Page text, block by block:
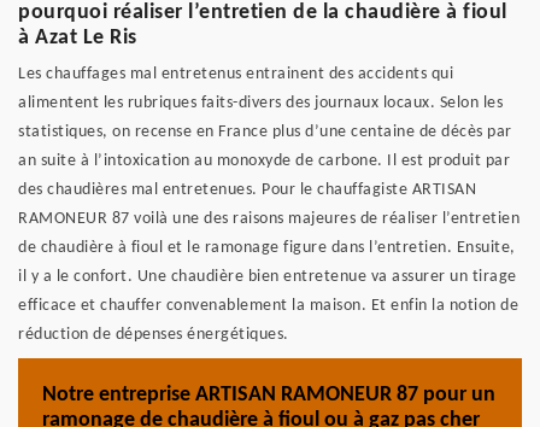
pourquoi réaliser l’entretien de la chaudière à fioul
à Azat Le Ris
Les chauffages mal entretenus entrainent des accidents qui
alimentent les rubriques faits-divers des journaux locaux. Selon les
statistiques, on recense en France plus d’une centaine de décès par
an suite à l’intoxication au monoxyde de carbone. Il est produit par
des chaudières mal entretenues. Pour le chauffagiste ARTISAN
RAMONEUR 87 voilà une des raisons majeures de réaliser l’entretien
de chaudière à fioul et le ramonage figure dans l’entretien. Ensuite,
il y a le confort. Une chaudière bien entretenue va assurer un tirage
efficace et chauffer convenablement la maison. Et enfin la notion de
réduction de dépenses énergétiques.
Notre entreprise ARTISAN RAMONEUR 87 pour un
ramonage de chaudière à fioul ou à gaz pas cher